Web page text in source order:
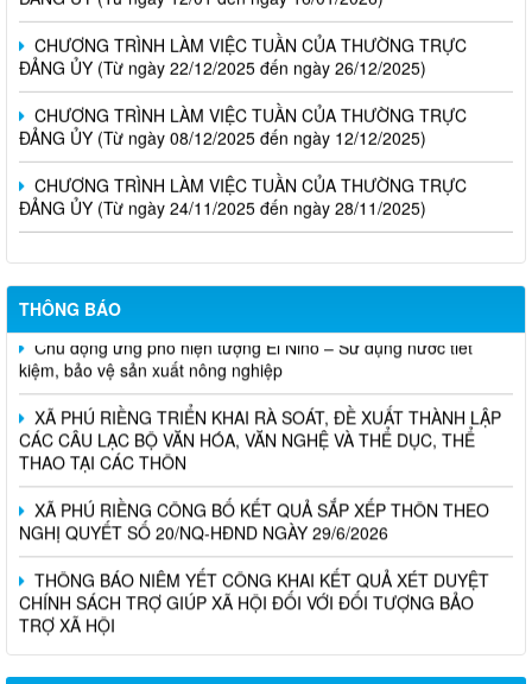
CHƯƠNG TRÌNH LÀM VIỆC TUẦN CỦA THƯỜNG TRỰC
ĐẢNG ỦY (Từ ngày 22/12/2025 đến ngày 26/12/2025)
CHƯƠNG TRÌNH LÀM VIỆC TUẦN CỦA THƯỜNG TRỰC
ĐẢNG ỦY (Từ ngày 08/12/2025 đến ngày 12/12/2025)
CHƯƠNG TRÌNH LÀM VIỆC TUẦN CỦA THƯỜNG TRỰC
ĐẢNG ỦY (Từ ngày 24/11/2025 đến ngày 28/11/2025)
THÔNG BÁO
kiệm, bảo vệ sản xuất nông nghiệp
XÃ PHÚ RIỀNG TRIỂN KHAI RÀ SOÁT, ĐỀ XUẤT THÀNH LẬP
CÁC CÂU LẠC BỘ VĂN HÓA, VĂN NGHỆ VÀ THỂ DỤC, THỂ
THAO TẠI CÁC THÔN
XÃ PHÚ RIỀNG CÔNG BỐ KẾT QUẢ SẮP XẾP THÔN THEO
NGHỊ QUYẾT SỐ 20/NQ-HĐND NGÀY 29/6/2026
THÔNG BÁO NIÊM YẾT CÔNG KHAI KẾT QUẢ XÉT DUYỆT
CHÍNH SÁCH TRỢ GIÚP XÃ HỘI ĐỐI VỚI ĐỐI TƯỢNG BẢO
TRỢ XÃ HỘI